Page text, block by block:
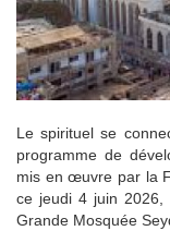
Le spirituel se
programme de
mis en œuvre par la
ce jeudi 4 juin 2026,
Grande Mosquée